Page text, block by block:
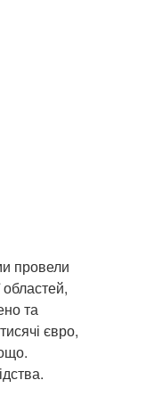
провели
областей,
та
євро,